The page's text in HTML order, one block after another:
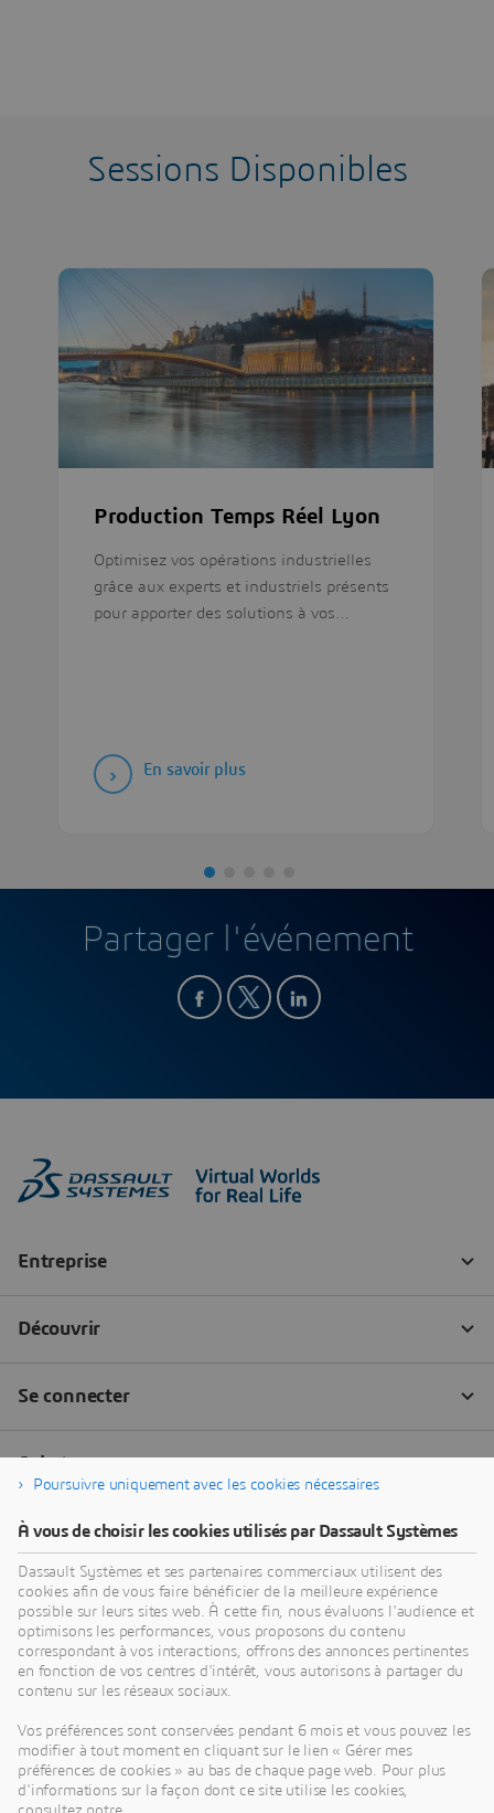
Sessions Disponibles
Production Temps Réel Lyon
Optimisez vos opérations industrielles
grâce aux experts et industriels présents
pour apporter des solutions à vos…
En savoir plus
Partager l'événement
Poursuivre uniquement avec les cookies nécessaires
À vous de choisir les cookies utilisés par Dassault Systèmes
Dassault Systèmes et ses partenaires commerciaux utilisent des
cookies afin de vous faire bénéficier de la meilleure expérience
possible sur leurs sites web. À cette fin, nous évaluons l'audience et
optimisons les performances, vous proposons du contenu
correspondant à vos interactions, offrons des annonces pertinentes
en fonction de vos centres d'intérêt, vous autorisons à partager du
contenu sur les réseaux sociaux.
Vos préférences sont conservées pendant 6 mois et vous pouvez les
modifier à tout moment en cliquant sur le lien « Gérer mes
préférences de cookies » au bas de chaque page web. Pour plus
d'informations sur la façon dont ce site utilise les cookies,